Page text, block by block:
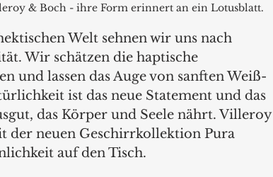
& Boch - ihre Form erinnert an ein Lotusblatt.
Welt sehnen wir uns nach
Wir schätzen die haptische
lassen das Auge von sanften Weiß-
ist das neue Statement und das
das Körper und Seele nährt. Villeroy
der neuen Geschirrkollektion Pura
auf den Tisch.